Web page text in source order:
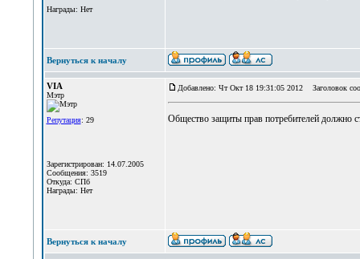
Награды: Нет
Вернуться к началу
VIA
Мэтр
Репутация: 29
Зарегистрирован: 14.07.2005
Сообщения: 3519
Откуда: СПб
Награды: Нет
Добавлено: Чт Окт 18 19:31:05 2012 Заголовок
Общество защиты прав потребителей должно
Вернуться к началу